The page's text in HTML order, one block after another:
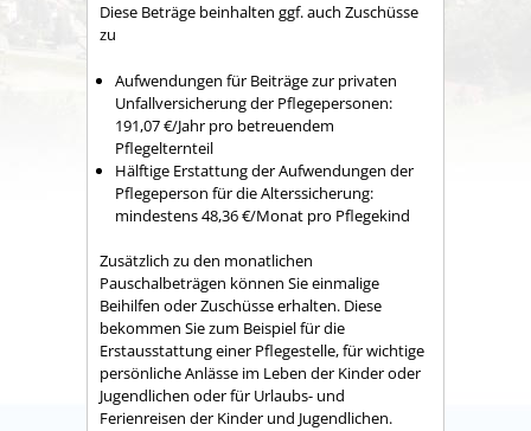
Diese Beträge beinhalten ggf. auch Zuschüsse
zu
Aufwendungen für Beiträge zur privaten
Unfallversicherung der Pflegepersonen:
191,07 €/Jahr pro betreuendem
Pflegelternteil
Hälftige Erstattung der Aufwendungen der
Pflegeperson für die Alterssicherung:
mindestens 48,36 €/Monat pro Pflegekind
Zusätzlich zu den monatlichen
Pauschalbeträgen können Sie einmalige
Beihilfen oder Zuschüsse erhalten. Diese
bekommen Sie zum Beispielfürdie
Erstausstattung einer Pflegestelle, für wichtige
persönliche Anlässe im Leben der Kinder oder
Jugendlichen oder für Urlaubs- und
Ferienreisen der Kinder und Jugendlichen.